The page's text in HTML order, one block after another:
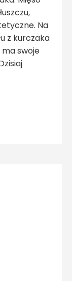
Na
z kurczaka
swoje